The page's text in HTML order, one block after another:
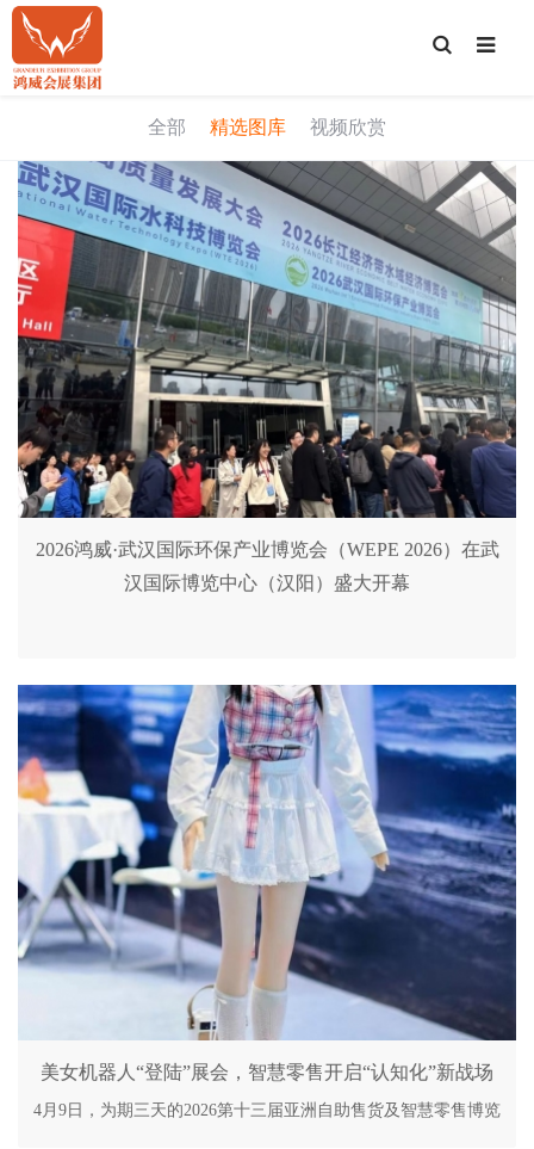
T
o
e
a
r
c
全部 精选图库 视频欣赏
2026鸿威·武汉国际环保产业博览会（WEPE 2026）在武
汉国际博览中心（汉阳）盛大开幕
美女机器人“登陆”展会，智慧零售开启“认知化”新战场
4月9日，为期三天的2026第十三届亚洲自助售货及智慧零售博览